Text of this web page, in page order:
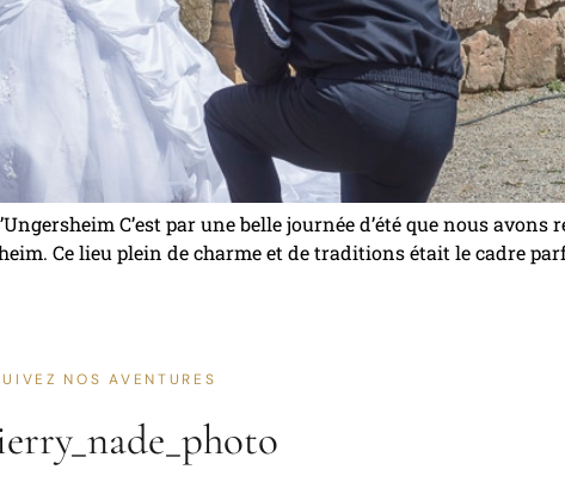
C’est par une belle journée d’été que nous avons
Ce lieu plein de charme et de traditions était le cadre
NOS AVENTURES